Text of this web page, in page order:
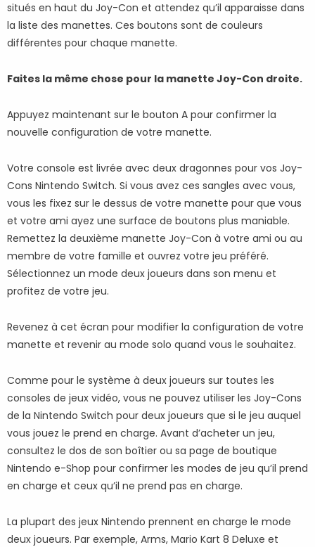
situés en haut du Joy-Con et attendez qu’il apparaisse dans
la liste des manettes. Ces boutons sont de couleurs
différentes pour chaque manette.
Faites la même chose pour la manette Joy-Con droite.
Appuyez maintenant sur le bouton A pour confirmer la
nouvelle configuration de votre manette.
Votre console est livrée avec deux dragonnes pour vos Joy-
Cons Nintendo Switch. Si vous avez ces sangles avec vous,
vous les fixez sur le dessus de votre manette pour que vous
et votre ami ayez une surface de boutons plus maniable.
Remettez la deuxième manette Joy-Con à votre ami ou au
membre de votre famille et ouvrez votre jeu préféré.
Sélectionnez un mode deux joueurs dans son menu et
profitez de votre jeu.
Revenez à cet écran pour modifier la configuration de votre
manette et revenir au mode solo quand vous le souhaitez.
Comme pour le système à deux joueurs sur toutes les
consoles de jeux vidéo, vous ne pouvez utiliser les Joy-Cons
de la Nintendo Switch pour deux joueurs que si le jeu auquel
vous jouez le prend en charge. Avant d’acheter un jeu,
consultez le dos de son boîtier ou sa page de boutique
Nintendo e-Shop pour confirmer les modes de jeu qu’il prend
en charge et ceux qu’il ne prend pas en charge.
La plupart des jeux Nintendo prennent en charge le mode
deux joueurs. Par exemple, Arms, Mario Kart 8 Deluxe et